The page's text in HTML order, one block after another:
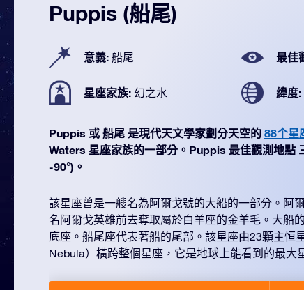
Puppis (船尾)
意義: 船尾 最佳
星座家族: 幻之水 緯度:
Puppis 或 船尾 是現代天文學家劃分天空的 88个星
Waters 星座家族的一部分。Puppis 最佳觀測地點
-90°)。
該星座曾是一艘名為阿爾戈號的大船的一部分。阿
名阿爾戈英雄前去奪取屬於白羊座的金羊毛。大船
底座。船尾座代表著船的尾部。該星座由23顆主恒
Nebula）橫跨整個星座，它是地球上能看到的最大